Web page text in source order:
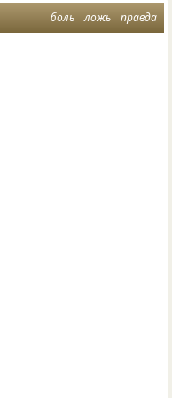
боль ложь правда